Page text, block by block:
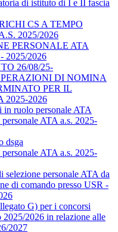
di istituto di I e II fascia
CS A TEMPO
2025/2026
PERSONALE ATA
2025/2026
26/08/25-
DI NOMINA
PER IL
2025-2026
ruolo personale ATA
ATA a.s. 2025-
dsga
ATA a.s. 2025-
selezione personale ATA da
di comando presso USR -
G) per i concorsi
2025/2026 in relazione alle
2027